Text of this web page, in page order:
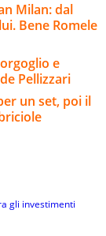
Milan: dal
Bene Romele
e
Pellizzari
un set, poi il
gli investimenti